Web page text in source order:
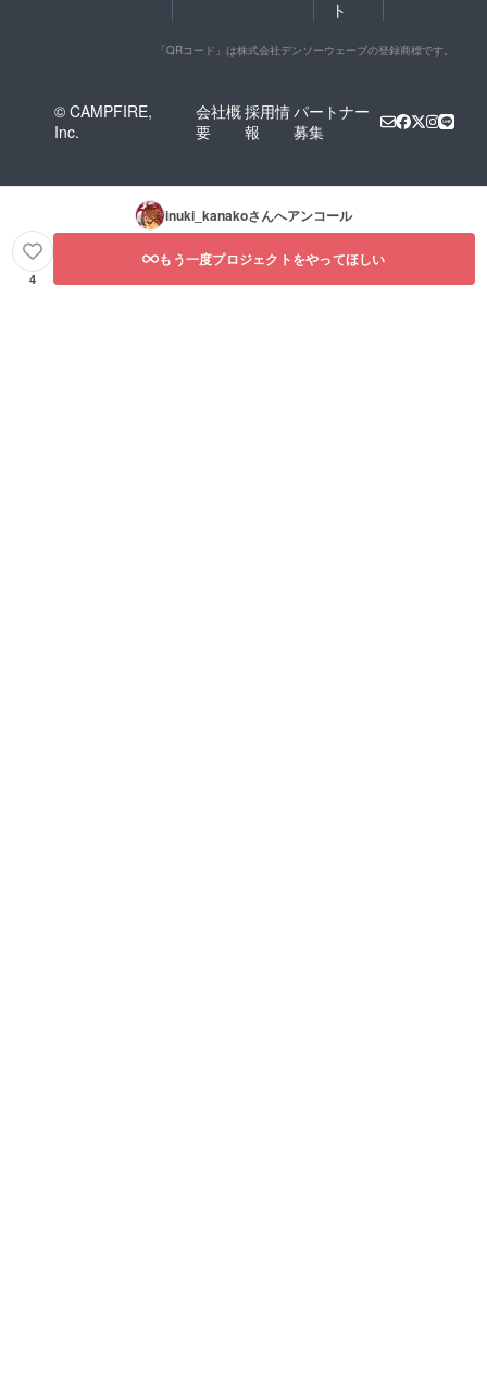
ト
「QRコード」は株式会社デンソーウェーブの登録商標です。
© CAMPFIRE,
Inc.
会社概
要
採用情
報
パートナー
募集
inuki_kanakoさんへアンコール
4
もう一度プロジェクトをやってほしい